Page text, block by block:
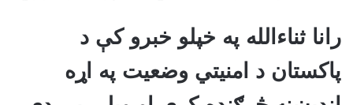
رانا ثناءالله په خپلو خبرو کې د
پاکستان د امنیتي وضعیت په اړه